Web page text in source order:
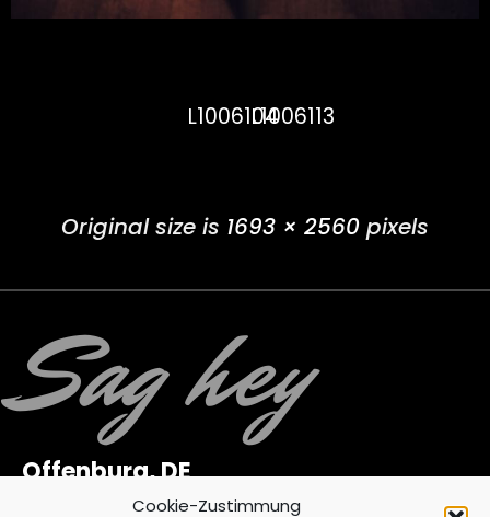
Cookie-Zustimmung
L1006104L1006113
Original size is 1693 × 2560 pixels
Sag hey
Offenburg, DE
Waltersweierweg 3